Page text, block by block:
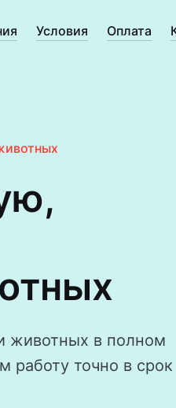
Условия Оплата
животных в полном
работу точно в срок